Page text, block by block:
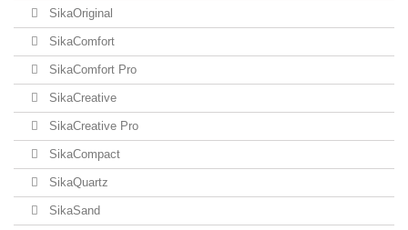
SikaOriginal
SikaComfort
SikaComfort Pro
SikaCreative
SikaCreative Pro
SikaCompact
SikaQuartz
SikaSand